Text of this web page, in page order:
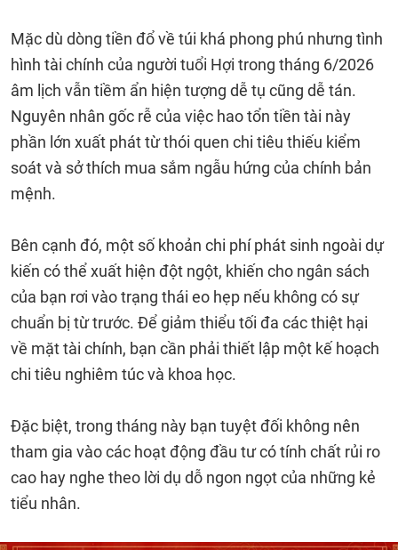
Mặc dù dòng tiền đổ về túi khá phong phú nhưng tình
hình tài chính của người tuổi Hợi trong tháng 6/2026
âm lịch vẫn tiềm ẩn hiện tượng dễ tụ cũng dễ tán.
Nguyên nhân gốc rễ của việc hao tổn tiền tài này
phần lớn xuất phát từ thói quen chi tiêu thiếu kiểm
soát và sở thích mua sắm ngẫu hứng của chính bản
mệnh.
Bên cạnh đó, một số khoản chi phí phát sinh ngoài dự
kiến có thể xuất hiện đột ngột, khiến cho ngân sách
của bạn rơi vào trạng thái eo hẹp nếu không có sự
chuẩn bị từ trước. Để giảm thiểu tối đa các thiệt hại
về mặt tài chính, bạn cần phải thiết lập một kế hoạch
chi tiêu nghiêm túc và khoa học.
Đặc biệt, trong tháng này bạn tuyệt đối không nên
tham gia vào các hoạt động đầu tư có tính chất rủi ro
cao hay nghe theo lời dụ dỗ ngon ngọt của những kẻ
tiểu nhân.